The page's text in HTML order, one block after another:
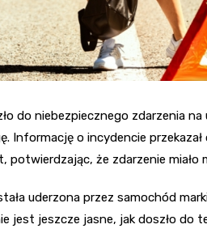
do niebezpiecznego zdarzenia na
Informację o incydencie
że zdarzenie miało
uderzona przez samochód
jest jeszcze jasne, jak doszło do